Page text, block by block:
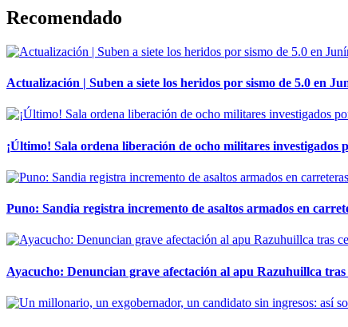
Recomendado
Actualización | Suben a siete los heridos por sismo de 5.0 en
¡Último! Sala ordena liberación de ocho militares investigados
Puno: Sandia registra incremento de asaltos armados en
Ayacucho: Denuncian grave afectación al apu Razuhuillca tras